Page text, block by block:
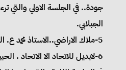
جودة.. في الجلسة الاولي والتي
الجبلابي.
5-ملاك الاراضي..الاستاذ محمد ع. الحمن عليان..
6-لابديل للاتحاد الا الاتحاد . الحبيب بلة محمد الهادي..